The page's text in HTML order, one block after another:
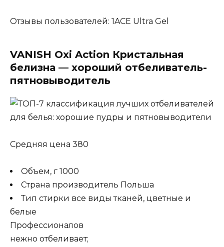
Отзывы пользователей: 1ACE Ultra Gel
VANISH Oxi Action Кристальная
белизна — хороший отбеливатель-
пятновыводитель
Средняя цена 380
Объем, г 1000
Страна производитель Польша
Тип стирки все виды тканей, цветные и
белые
Профессионалов
нежно отбеливает;